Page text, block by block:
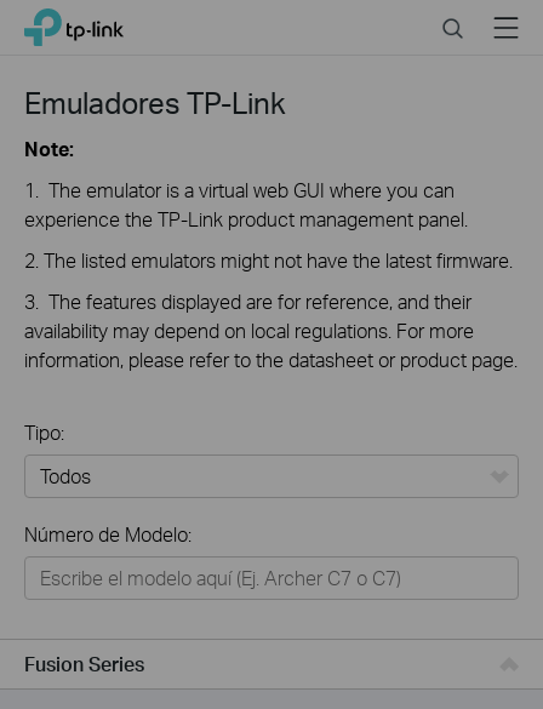
Click
navigation
TP-Link, Reliably Smart SearchMenu
Emuladores TP-Link
Note:
1. The emulator is a virtual web GUI where you can
experience the TP-Link product management panel.
2. The listed emulators might not have the latest firmware.
3. The features displayed are for reference, and their
availability may depend on local regulations. For more
information, please refer to the datasheet or product page.
Tipo:
Hogar
Hogar Inteligente
Empresas
TELCOS & ISP
Número de Modelo:
Fusion Series